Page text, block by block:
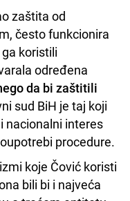
zaštita od
često funkcionira
koristili
određena
da bi zaštitili
sud BiH je taj koji
nacionalni interes
procedure.
koje Čović koristi
bili bi i najveća